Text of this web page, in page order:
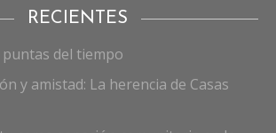
RECIENTES
del tiempo
y amistad: La herencia de Casas